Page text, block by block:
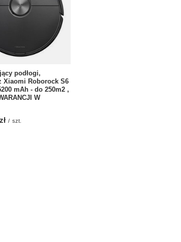
podłogi,
Xiaomi Roborock S6
mAh - do 250m2 ,
W
/ szt.